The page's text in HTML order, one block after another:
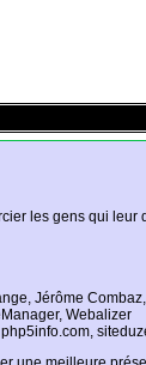
les gens qui leur
Jérôme
Webalizer